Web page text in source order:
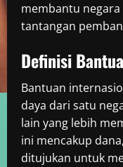
membantu
tantangan
Definisi
Bantuan
daya dari satu
lain yang lebih
ini mencakup
ditujukan untuk